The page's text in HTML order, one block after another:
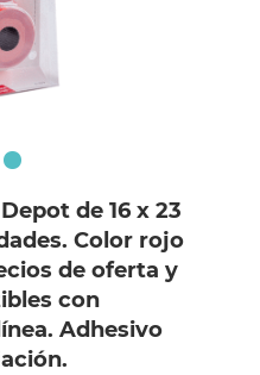
de 16 x 23
Color rojo
de oferta y
con
Adhesivo